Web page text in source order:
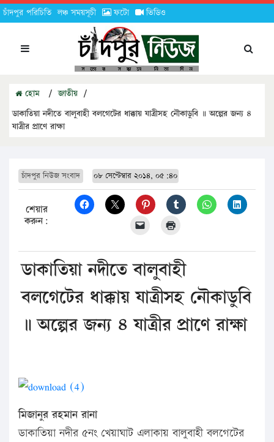
চাঁদপুর পরিচিতি লঞ্চ সময়সূচী ফটো ভিডিও
হোম / জাতীয় /
ডাকাতিয়া নদীতে বালুবাহী বলগেটের ধাক্কায় যাত্রীসহ নৌকাডুবি ॥ অল্পের জন্য ৪
যাত্রীর প্রাণে রাক্ষা
চাঁদপুর নিউজ সংবাদ ০৮ সেপ্টেম্বার ২০১৪, ০৫:৪০
শেয়ার
করুন:
ডাকাতিয়া নদীতে বালুবাহী
বলগেটের ধাক্কায় যাত্রীসহ নৌকাডুবি
॥ অল্পের জন্য ৪ যাত্রীর প্রাণে রাক্ষা
মিজানুর রহমান রানা
ডাকাতিয়া নদীর ৫নং খেয়াঘাট এলাকায় বালুবাহী বলগেটের